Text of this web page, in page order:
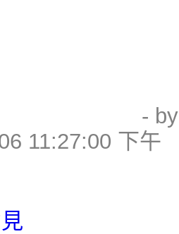
-
11:27:00 下午